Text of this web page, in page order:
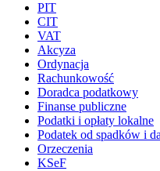
PIT
CIT
VAT
Akcyza
Ordynacja
Rachunkowość
Doradca podatkowy
Finanse publiczne
Podatki i opłaty lokalne
Podatek od spadków i
Orzeczenia
KSeF